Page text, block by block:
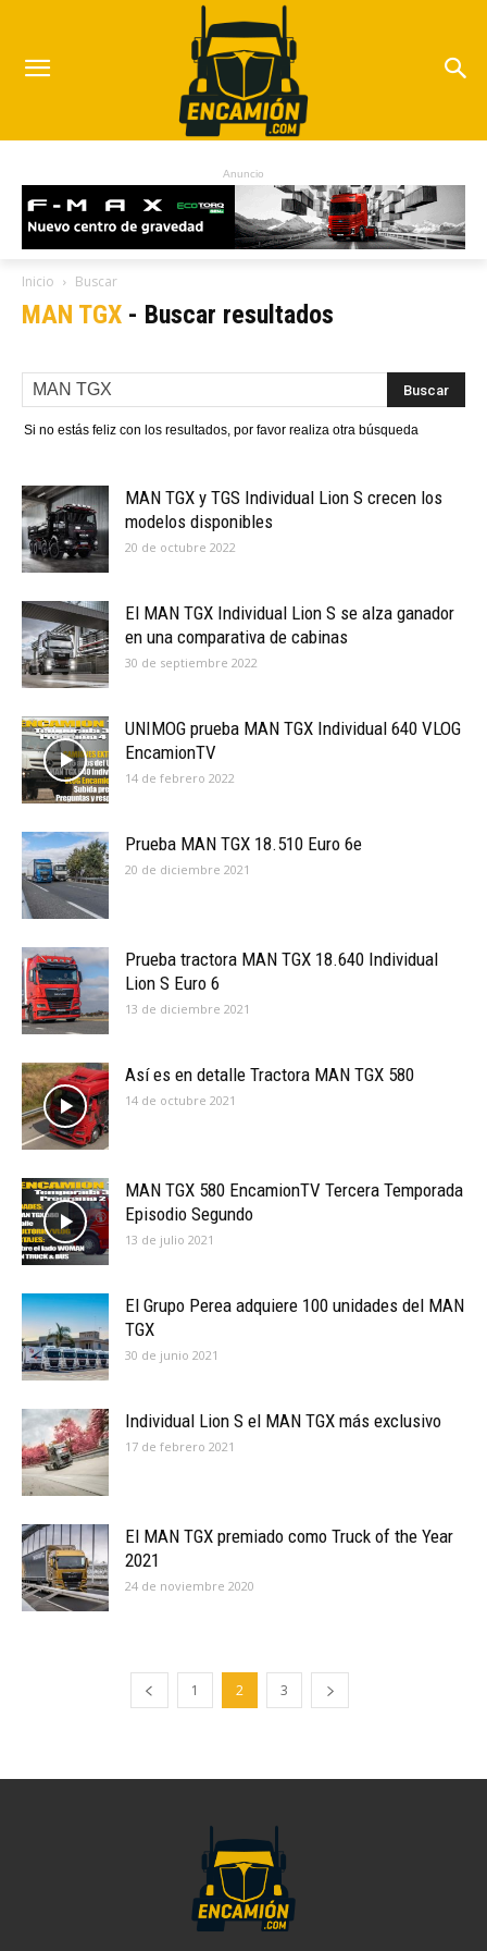
Anuncio
Inicio Buscar
MAN TGX - Buscar resultados
Si no estás feliz con los resultados, por favor realiza otra búsqueda
MAN TGX y TGS Individual Lion S crecen los
modelos disponibles
20 de octubre 2022
El MAN TGX Individual Lion S se alza ganador
en una comparativa de cabinas
30 de septiembre 2022
UNIMOG prueba MAN TGX Individual 640 VLOG
EncamionTV
14 de febrero 2022
Prueba MAN TGX 18.510 Euro 6e
20 de diciembre 2021
Prueba tractora MAN TGX 18.640 Individual
Lion S Euro 6
13 de diciembre 2021
Así es en detalle Tractora MAN TGX 580
14 de octubre 2021
MAN TGX 580 EncamionTV Tercera Temporada
Episodio Segundo
13 de julio 2021
El Grupo Perea adquiere 100 unidades del MAN
TGX
30 de junio 2021
Individual Lion S el MAN TGX más exclusivo
17 de febrero 2021
El MAN TGX premiado como Truck of the Year
2021
24 de noviembre 2020
1 2 3